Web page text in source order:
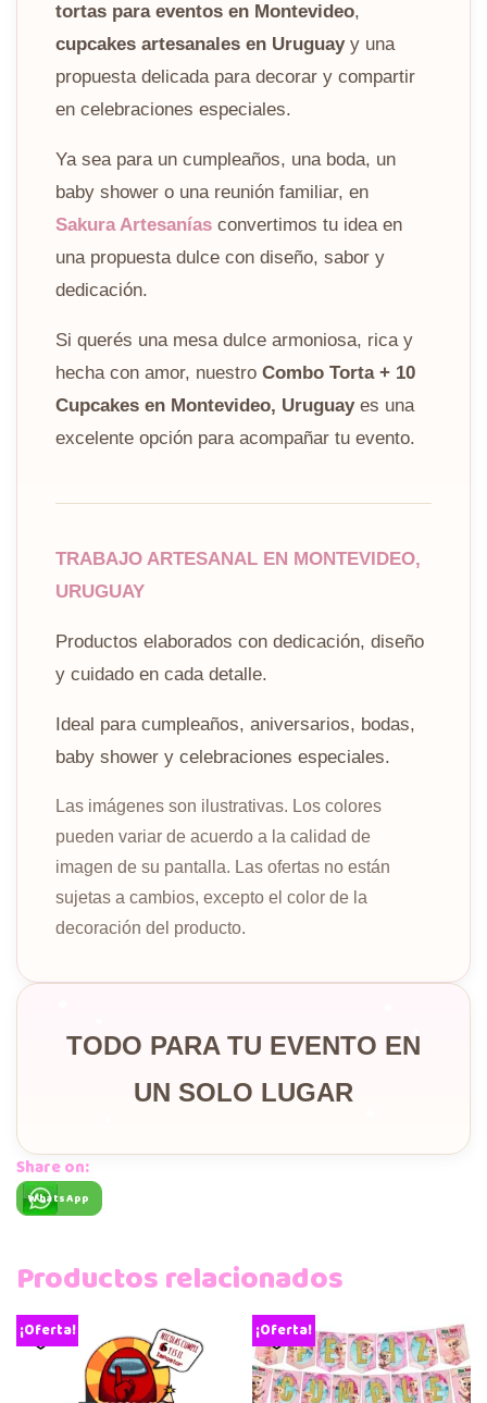
tortas para eventos en Montevideo,
cupcakes artesanales en Uruguayy una
propuesta delicada para decorar y compartir
en celebraciones especiales.
Ya sea para un cumpleaños, una boda, un
baby shower o una reunión familiar, en
Sakura Artesanías convertimos tu idea en
una propuesta dulce con diseño, sabor y
dedicación.
Si querés una mesa dulce armoniosa, rica y
hecha con amor, nuestro Combo Torta + 10
Cupcakes en Montevideo, Uruguayes una
excelente opción para acompañar tu evento.
TRABAJO ARTESANAL EN MONTEVIDEO,
URUGUAY
Productos elaborados con dedicación, diseño
y cuidado en cada detalle.
Ideal para cumpleaños, aniversarios, bodas,
baby shower y celebraciones especiales.
Las imágenes son ilustrativas. Los colores
pueden variar de acuerdo a la calidad de
imagen de su pantalla. Las ofertas no están
sujetas a cambios, excepto el color de la
decoración del producto.
TODO PARA TU EVENTO EN
UN SOLO LUGAR
Share on:
WhatsApp
Productos relacionados
¡Oferta! ¡Oferta!